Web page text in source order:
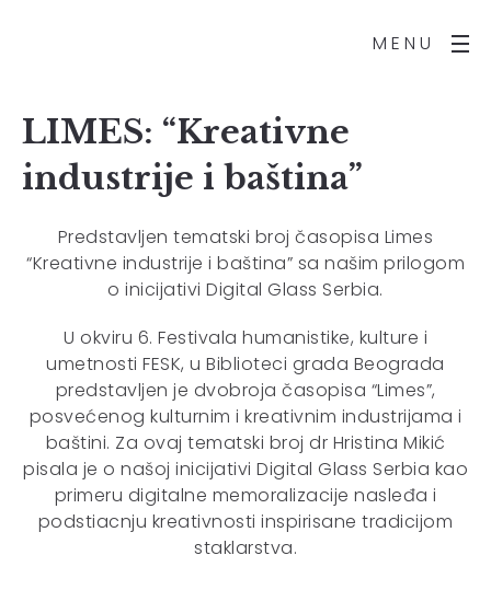
MENU
LIMES: “Kreativne
industrije i baština”
Predstavljen tematski broj časopisa Limes
“Kreativne industrije i baština” sa našim prilogom
o inicijativi Digital Glass Serbia.
U okviru 6. Festivala humanistike, kulture i
umetnosti FESK, u Biblioteci grada Beograda
predstavljen je dvobroja časopisa “Limes”,
posvećenog kulturnim i kreativnim industrijama i
baštini. Za ovaj tematski broj dr Hristina Mikić
pisala je o našoj inicijativi Digital Glass Serbia kao
primeru digitalne memoralizacije nasleđa i
podstiacnju kreativnosti inspirisane tradicijom
staklarstva.